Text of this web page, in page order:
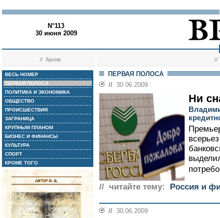
N°113
30 июня 2009
//Архив //
ВЕСЬ НОМЕР
ПЕРВАЯ ПОЛОСА
ПОЛИТИКА И ЭКОНОМИКА
ОБЩЕСТВО
ПРОИСШЕСТВИЯ
ЗАГРАНИЦА
КРУПНЫМ ПЛАНОМ
БИЗНЕС И ФИНАНСЫ
КУЛЬТУРА
СПОРТ
КРОМЕ ТОГО
ПЕРВАЯ ПОЛОСА
// 30.06.2009
Ни
// читайте тему:
Россия и
// 30.06.2009